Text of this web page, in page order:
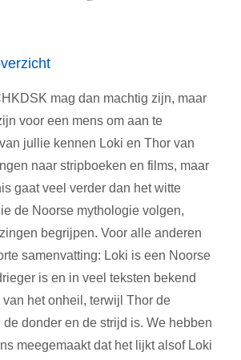
mag dan machtig zijn, maar
voor een mens om aan te
jullie kennen Loki en Thor van
naar stripboeken en films, maar
gaat veel verder dan het witte
de Noorse mythologie volgen,
begrijpen. Voor alle anderen
samenvatting: Loki is een Noorse
is en in veel teksten bekend
het onheil, terwijl Thor de
de donder en de strijd is. We hebben
meegemaakt dat het lijkt alsof Loki